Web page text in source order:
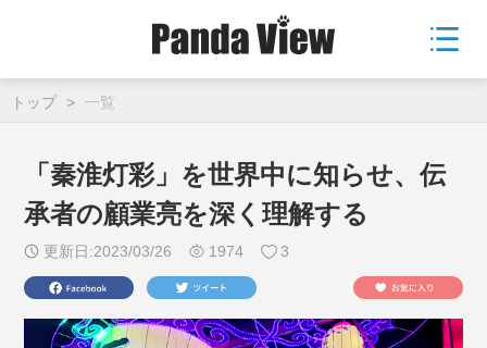
トップ > 一覧
「秦淮灯彩」を世界中に知らせ、伝
承者の顧業亮を深く理解する
更新日:2023/03/26 1974 3